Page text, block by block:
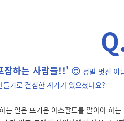
장하는 사람들!!' 😍 정말 멋진 이
들기로 결심한 계기가 있으셨나요?
는 일은 뜨거운 아스팔트를 깔아야 하